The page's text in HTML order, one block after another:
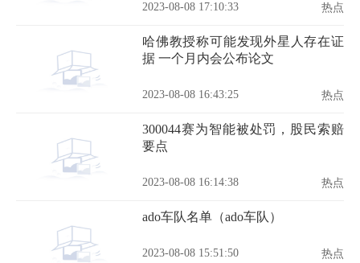
2023-08-08 17:10:33 热点
哈佛教授称可能发现外星人存在证
据 一个月内会公布论文
2023-08-08 16:43:25 热点
300044赛为智能被处罚，股民索赔
要点
2023-08-08 16:14:38 热点
ado车队名单（ado车队）
2023-08-08 15:51:50 热点